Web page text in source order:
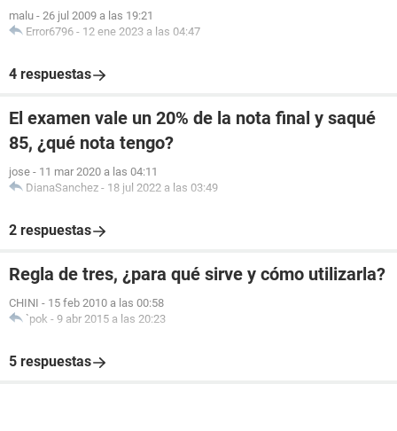
malu - 26 jul 2009 a las 19:21
Error6796 - 12 ene 2023 a las 04:47
4 respuestas
El examen vale un 20% de la nota final y saqué
85, ¿qué nota tengo?
jose - 11 mar 2020 a las 04:11
DianaSanchez - 18 jul 2022 a las 03:49
2 respuestas
Regla de tres, ¿para qué sirve y cómo utilizarla?
CHINI - 15 feb 2010 a las 00:58
`pok - 9 abr 2015 a las 20:23
5 respuestas